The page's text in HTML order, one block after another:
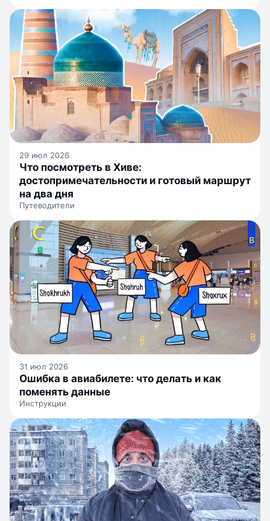
29 июл 2026
Что посмотреть в Хиве:
достопримечательности и готовый маршрут
на два дня
Путеводители
31 июл 2026
Ошибка в авиабилете: что делать и как
поменять данные
Инструкции